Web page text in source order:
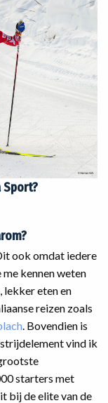
Sport?
ook omdat iedere
kennen weten
lekker eten en
reizen zoals
. Bovendien is
vind ik
starters met
bij de elite van de